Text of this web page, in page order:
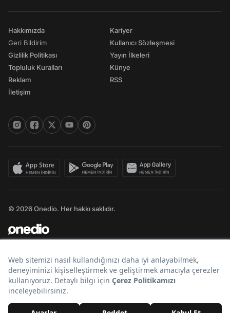
Hakkımızda
Geri Bildirim
Gizlilik Politikası
Topluluk Kuralları
Reklam
İletişim
Kariyer
Kullanıcı Sözleşmesi
Yayın İlkeleri
Künye
RSS
© 2026 Onedio. Her hakkı saklıdır.
Bir markasıdır.